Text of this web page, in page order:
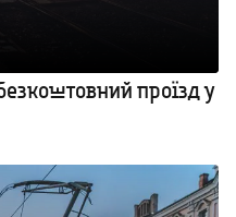
проїзд у